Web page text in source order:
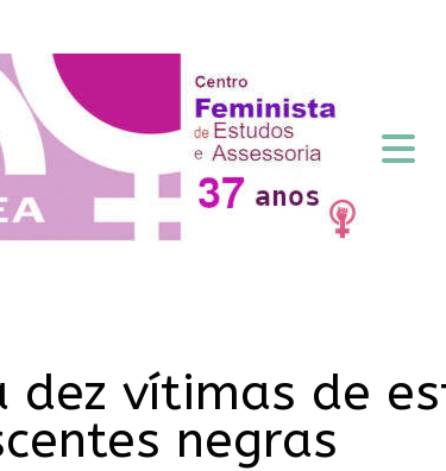
dez vítimas de
negras